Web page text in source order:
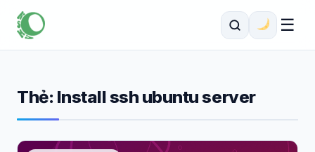
☰
Thẻ: Install ssh ubuntu server